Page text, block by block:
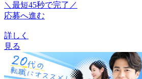
＼最短45秒で完了／
応募へ進む
詳しく
見る